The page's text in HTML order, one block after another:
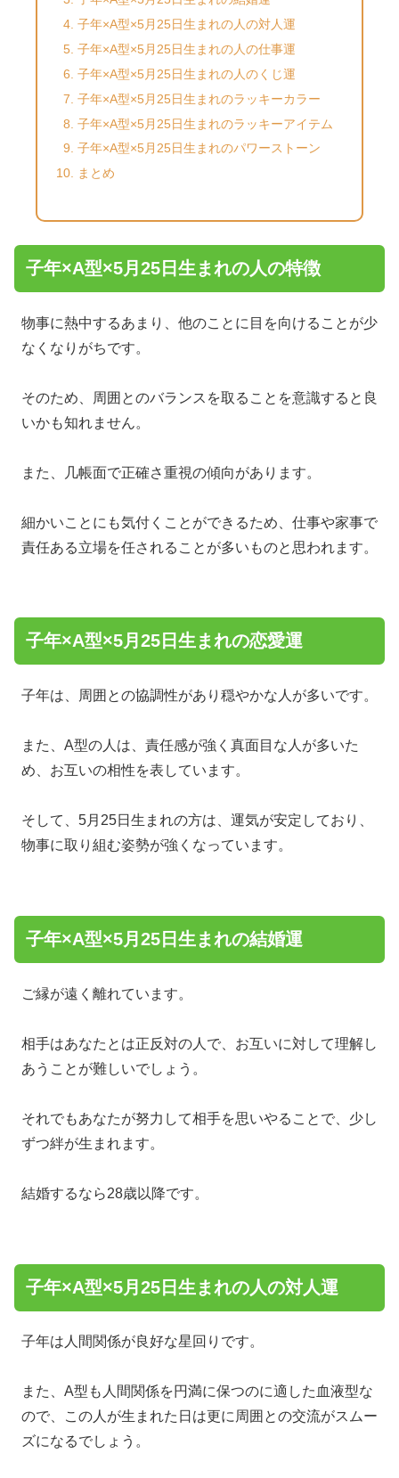
子年×A型×5月25日生まれの人の対人運
子年×A型×5月25日生まれの人の仕事運
子年×A型×5月25日生まれの人のくじ運
子年×A型×5月25日生まれのラッキーカラー
子年×A型×5月25日生まれのラッキーアイテム
子年×A型×5月25日生まれのパワーストーン
まとめ
子年×A型×5月25日生まれの人の特徴
物事に熱中するあまり、他のことに目を向けることが少
なくなりがちです。
そのため、周囲とのバランスを取ることを意識すると良
いかも知れません。
また、几帳面で正確さ重視の傾向があります。
細かいことにも気付くことができるため、仕事や家事で
責任ある立場を任されることが多いものと思われます。
子年×A型×5月25日生まれの恋愛運
子年は、周囲との協調性があり穏やかな人が多いです。
また、A型の人は、責任感が強く真面目な人が多いた
め、お互いの相性を表しています。
そして、5月25日生まれの方は、運気が安定しており、
物事に取り組む姿勢が強くなっています。
子年×A型×5月25日生まれの結婚運
ご縁が遠く離れています。
相手はあなたとは正反対の人で、お互いに対して理解し
あうことが難しいでしょう。
それでもあなたが努力して相手を思いやることで、少し
ずつ絆が生まれます。
結婚するなら28歳以降です。
子年×A型×5月25日生まれの人の対人運
子年は人間関係が良好な星回りです。
また、A型も人間関係を円満に保つのに適した血液型な
ので、この人が生まれた日は更に周囲との交流がスムー
ズになるでしょう。